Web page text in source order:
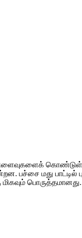
மது பாட்டில் புற
மிகவும் பொருத்தமானது.